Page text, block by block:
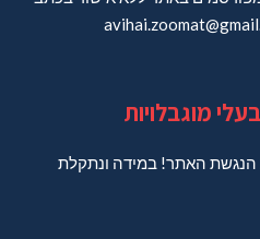
מוגבלויות
הנגשת האתר! במידה ונתקלת